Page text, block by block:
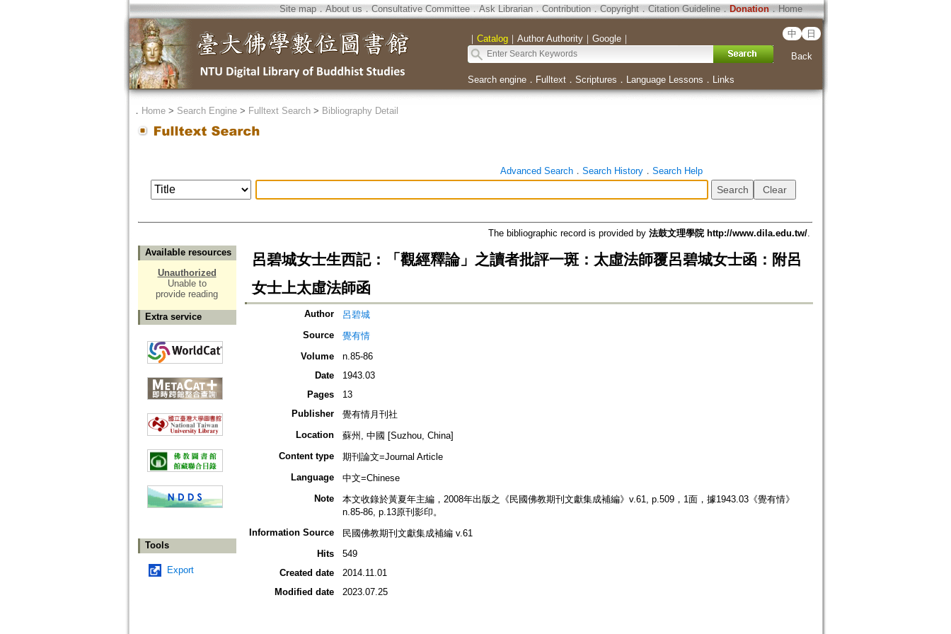
Site map．About us ． Consultative Committee． Ask Librarian． Contribution．Copyright．Citation Guideline． Donation．Home
｜ Catalog｜ Author Authority｜ Google｜ 中 日
Back
Search engine． Fulltext． Scriptures ． Language Lessons ． Links
． Home> Search Engine> Fulltext Search> Bibliography Detail
Advanced Search． Search History． Search Help
The bibliographic record is provided by 法鼓文理學院 http://www.dila.edu.tw/.
Available resources
Unauthorized
Unable to
provide reading
Extra service
Tools
Export
呂碧城女士生西記：「觀經釋論」之讀者批評一斑：太虛法師覆呂碧城女士函：附呂
女士上太虛法師函
Author
呂碧城
Source
覺有情
Volume
n.85-86
Date
1943.03
Pages
13
Publisher
覺有情月刊社
Location
蘇州, 中國 [Suzhou, China]
Content type
期刊論文=Journal Article
Language
中文=Chinese
Note
本文收錄於黃夏年主編，2008年出版之《民國佛教期刊文獻集成補編》v.61, p.509，1面，據1943.03《覺有情》
n.85-86, p.13原刊影印。
Information Source
民國佛教期刊文獻集成補編 v.61
Hits
549
Created date
2014.11.01
Modified date
2023.07.25